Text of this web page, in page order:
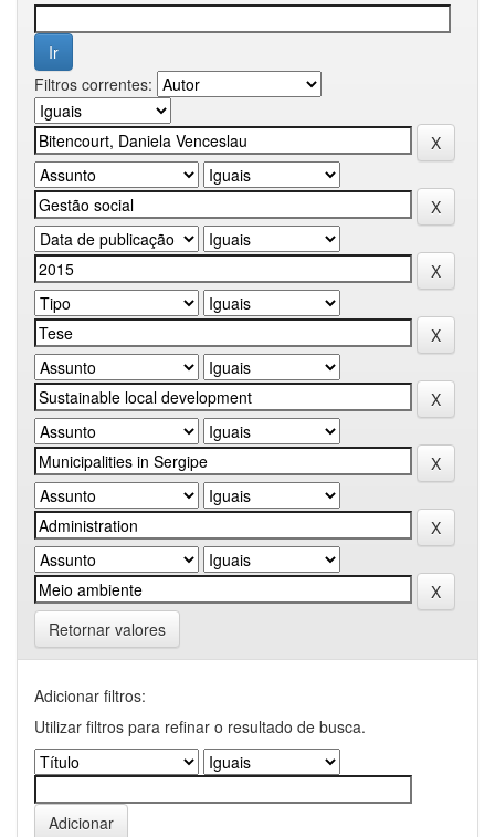
Filtros correntes:
Retornar valores
Adicionar filtros:
Utilizar filtros para refinar o resultado de busca.